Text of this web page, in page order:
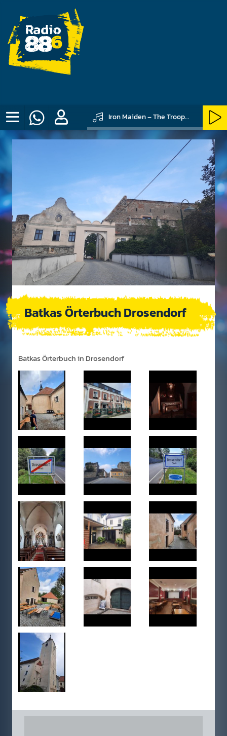
Iron Maiden – The Trooper
Batkas Örterbuch Drosendorf
Batkas Örterbuch in Drosendorf